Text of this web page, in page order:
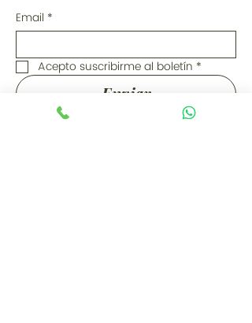
Email *
Acepto suscribirme al boletín *
Enviar